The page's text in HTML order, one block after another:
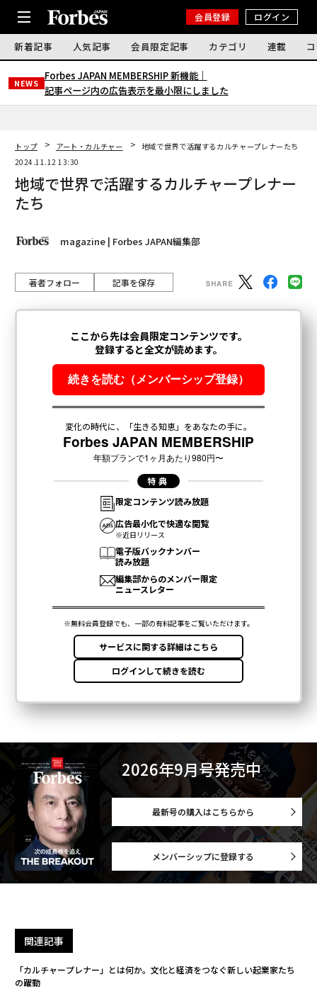
会員登録 ログイン
新着記事 人気記事 会員限定記事 カテゴリ 連載
NEWS
Forbes JAPAN MEMBERSHIP 新機能｜
記事ページ内の広告表示を最小限にしました
トップ アート・カルチャー
地域で世界で活躍するカルチャープレナーたち
2024.11.12 13:30
地域で世界で活躍するカルチャープレナー
たち
magazine | Forbes JAPAN編集部
著者フォロー 記事を保存
2026年9月号発売中
最新号の購入はこちらから
メンバーシップに登録する
関連記事
「カルチャープレナー」とは何か。文化と経済をつなぐ新しい起業家たち
の躍動